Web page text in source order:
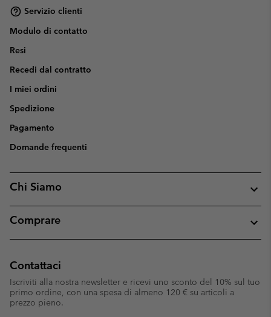
Servizio clienti
Modulo di contatto
Resi
Recedi dal contratto
I miei ordini
Spedizione
Pagamento
Domande frequenti
Chi Siamo
Comprare
Contattaci
Iscriviti alla nostra newsletter e ricevi uno sconto del 10% sul tuo
primo ordine, con una spesa di almeno 120 € su articoli a
prezzo pieno.